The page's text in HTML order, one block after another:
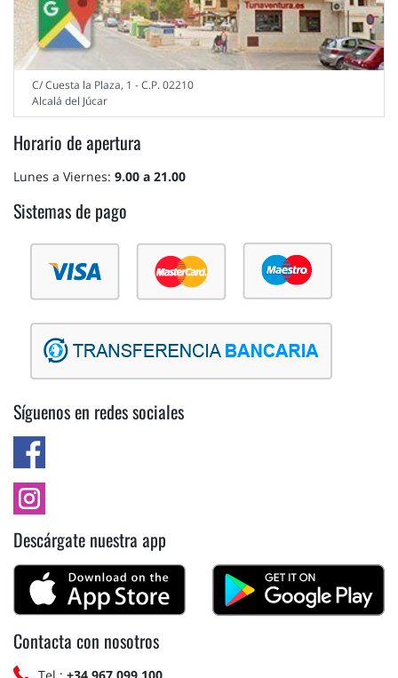
C/ Cuesta la Plaza, 1 - C.P. 02210
Alcalá del Júcar
Horario de apertura
Lunes a Viernes: 9.00 a 21.00
Sistemas de pago
Síguenos en redes sociales
Descárgate nuestra app
Contacta con nosotros